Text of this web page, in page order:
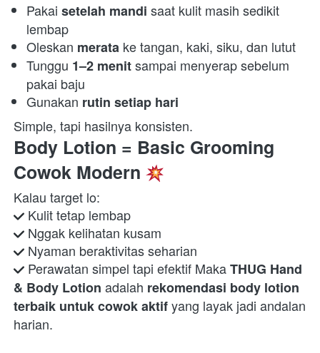
Pakai setelah mandi saat kulit masih sedikit
lembap
Oleskan merata ke tangan, kaki, siku, dan lutut
Tunggu 1–2 menit sampai menyerap sebelum
pakai baju
Gunakan rutin setiap hari
Simple, tapi hasilnya konsisten.
Body Lotion = Basic Grooming
Cowok Modern
Perawatan simpel tapi efektif Maka THUG Hand
& Body Lotion adalah rekomendasi body lotion
terbaik untuk cowok aktif yang layak jadi andalan
harian.